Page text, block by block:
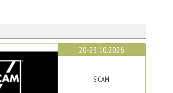
20-23.10.2026
SICAM